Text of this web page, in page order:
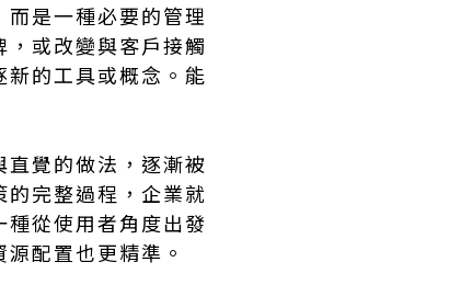
是一種必要的管理
或改變與客戶接觸
的工具或概念。能
覺的做法，逐漸被
完整過程，企業就
從使用者角度出發
配置也更精準。